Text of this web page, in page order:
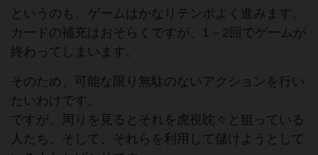
というのも、ゲームはかなりテンポよく進みます。
カードの補充はおそらくですが、1－2回でゲームが
終わってしまいます。
そのため、可能な限り無駄のないアクションを行い
たいわけです。
ですが、周りを見るとそれを虎視眈々と狙っている
人たち、そして、それらを利用して儲けようとして